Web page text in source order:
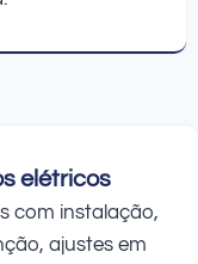
elétricos
com instalação,
ajustes em